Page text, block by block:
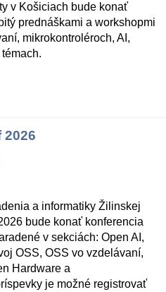
v Košiciach bude konať
prednáškami a workshopmi
mikrokontroléroch, AI,
2026
a informatiky Žilinskej
bude konať konferencia
v sekciách: Open AI,
OSS, OSS vo vzdelávaní,
Hardware a
je možné registrovať